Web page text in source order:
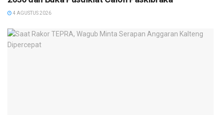
masyarakat setempat. Beragam makanan dan minuman
disiapkan untuk memudahkan mereka yang hendak berbuka
puasa.
Selain menjadi wujud kepedulian, aksi ini juga diharapkan
4 AGUSTUS 2026